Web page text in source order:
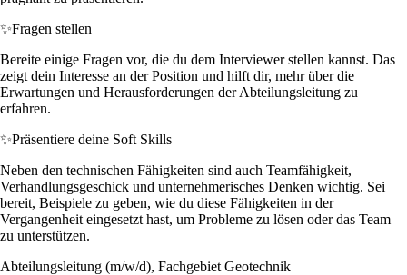
✨Fragen stellen
Bereite einige Fragen vor, die du dem Interviewer stellen kannst. Das
zeigt dein Interesse an der Position und hilft dir, mehr über die
Erwartungen und Herausforderungen der Abteilungsleitung zu
erfahren.
✨Präsentiere deine Soft Skills
Neben den technischen Fähigkeiten sind auch Teamfähigkeit,
Verhandlungsgeschick und unternehmerisches Denken wichtig. Sei
bereit, Beispiele zu geben, wie du diese Fähigkeiten in der
Vergangenheit eingesetzt hast, um Probleme zu lösen oder das Team
zu unterstützen.
Abteilungsleitung (m/w/d), Fachgebiet Geotechnik